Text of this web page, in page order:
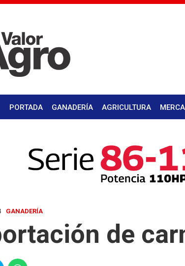
PORTADA GANADERÍA AGRICULTURA
GANADERÍA
de